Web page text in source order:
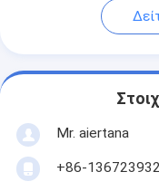
Mr. aiertana
+86-